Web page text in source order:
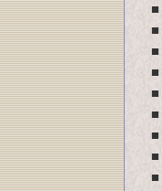
■
■
■
■
■
■
■
■
■